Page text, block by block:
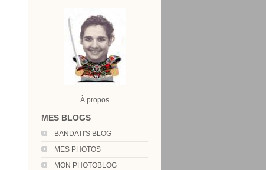
À propos
MES BLOGS
BANDATI'S BLOG
MES PHOTOS
MON PHOTOBLOG